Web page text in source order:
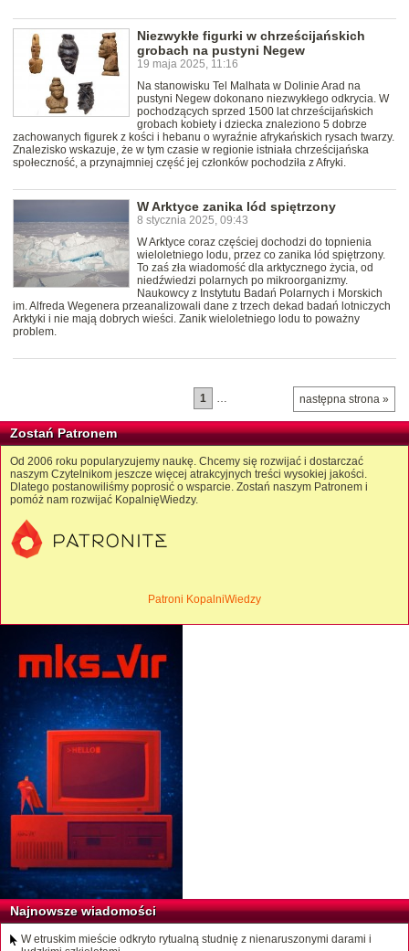
Niezwykłe figurki w chrześcijańskich
grobach na pustyni Negew
19 maja 2025, 11:16
Na stanowisku Tel Malhata w Dolinie Arad na
pustyni Negew dokonano niezwykłego odkrycia. W
pochodzących sprzed 1500 lat chrześcijańskich
grobach kobiety i dziecka znaleziono 5 dobrze
zachowanych figurek z kości i hebanu o wyraźnie afrykańskich rysach twarzy.
Znalezisko wskazuje, że w tym czasie w regionie istniała chrześcijańska
społeczność, a przynajmniej część jej członków pochodziła z Afryki.
W Arktyce zanika lód spiętrzony
8 stycznia 2025, 09:43
W Arktyce coraz częściej dochodzi do topnienia
wieloletniego lodu, przez co zanika lód spiętrzony.
To zaś zła wiadomość dla arktycznego życia, od
niedźwiedzi polarnych po mikroorganizmy.
Naukowcy z Instytutu Badań Polarnych i Morskich
im. Alfreda Wegenera przeanalizowali dane z trzech dekad badań lotniczych
Arktyki i nie mają dobrych wieści. Zanik wieloletniego lodu to poważny
problem.
następna strona »
1 …
Zostań Patronem
Od 2006 roku popularyzujemy naukę. Chcemy się rozwijać i dostarczać
naszym Czytelnikom jeszcze więcej atrakcyjnych treści wysokiej jakości.
Dlatego postanowiliśmy poprosić o wsparcie. Zostań naszym Patronem i
pomóż nam rozwijać KopalnięWiedzy.
Patroni KopalniWiedzy
Najnowsze wiadomości
W etruskim mieście odkryto rytualną studnię z nienaruszonymi darami i